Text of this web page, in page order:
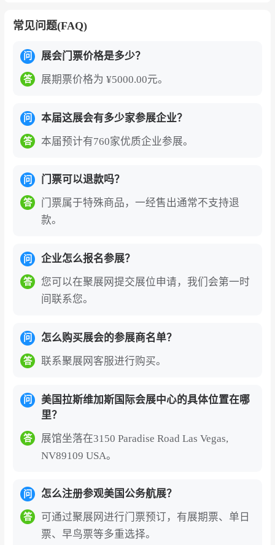
常见问题(FAQ)
问 展会门票价格是多少？
答 展期票价格为 ¥5000.00元。
问 本届这展会有多少家参展企业？
答 本届预计有760家优质企业参展。
问 门票可以退款吗？
答
门票属于特殊商品，一经售出通常不支持退
款。
问 企业怎么报名参展？
答
您可以在聚展网提交展位申请，我们会第一时
间联系您。
问 怎么购买展会的参展商名单？
答 联系聚展网客服进行购买。
问
美国拉斯维加斯国际会展中心的具体位置在哪
里？
答
展馆坐落在3150 Paradise Road Las Vegas,
NV89109 USA。
问 怎么注册参观美国公务航展？
答
可通过聚展网进行门票预订，有展期票、单日
票、早鸟票等多重选择。